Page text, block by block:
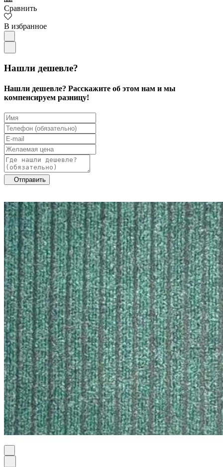
Сравнить
В избранное
Нашли дешевле?
Нашли дешевле? Расскажите об этом нам и мы
компенсируем разницу!
Отправить